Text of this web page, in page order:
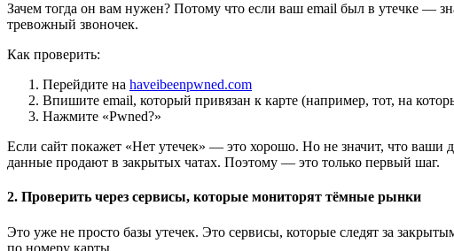
Зачем тогда он вам нужен? Потому что если ваш email был в утечке —
тревожный звоночек.
Как проверить:
Перейдите на haveibeenpwned.com
Впишите email, который привязан к карте (например, тот, на
Нажмите «Pwned?»
Если сайт покажет «Нет утечек» — это хорошо. Но не значит, что
данные продают в закрытых чатах. Поэтому — это только первый шаг.
2. Проверить через сервисы, которые мониторят тёмные рынки
Это уже не просто базы утечек. Это сервисы, которые следят за
по номеру карты.